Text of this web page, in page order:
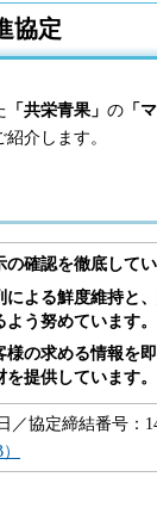
協定
「共栄青果」 の 「
介します。
確認を徹底してい
よる鮮度維持と
う努めています。
の求める情報を
提供しています。
／協定締結番号：